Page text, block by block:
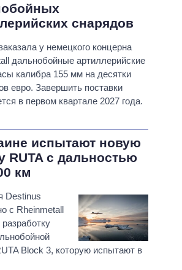
снарядов
у немецкого концерна
дальнобойные артиллерийские
калибра 155 мм на десятки
евро. Завершить поставки
в первом квартале 2027 года.
испытают новую
RUTA с дальностью
км
Destinus
с Rheinmetall
разработку
Block 3, которую испытают в